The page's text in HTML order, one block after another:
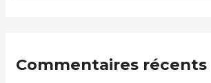
Commentaires récents